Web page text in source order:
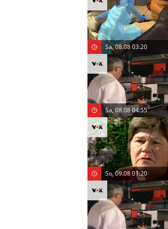
Sa, 08.08 03:20
Sa, 08.08 04:55
So, 09.08 01:20